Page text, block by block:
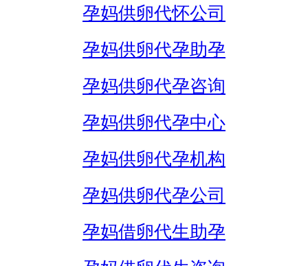
孕妈供卵代怀公司
孕妈供卵代孕助孕
孕妈供卵代孕咨询
孕妈供卵代孕中心
孕妈供卵代孕机构
孕妈供卵代孕公司
孕妈借卵代生助孕